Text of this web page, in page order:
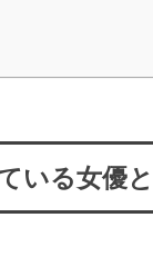
いる女優